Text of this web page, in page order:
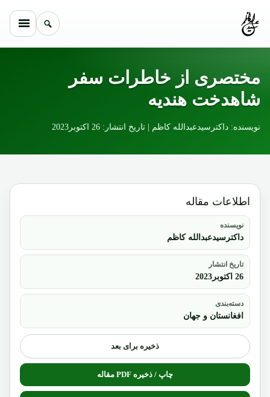
مختصری از خاطرات سفر
شاهدخت هندیه
نویسنده: داکترسیدعبدالله کاظم | تاریخ انتشار: 26 اکتوبر2023
اطلاعات مقاله
نویسنده
داکترسیدعبدالله کاظم
تاریخ انتشار
26 اکتوبر2023
دسته‌بندی
افغانستان و جهان
ذخیره برای بعد
چاپ / ذخیره PDF مقاله